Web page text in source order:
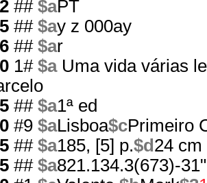
## $aPT
## $ay z 000ay
## $ar
1# $aUma vida várias
## $a1ª ed
#9 $aLisboa$cPrimeiro
## $a185, [5] p.$d 24 cm
## $a821.134.3(673)-